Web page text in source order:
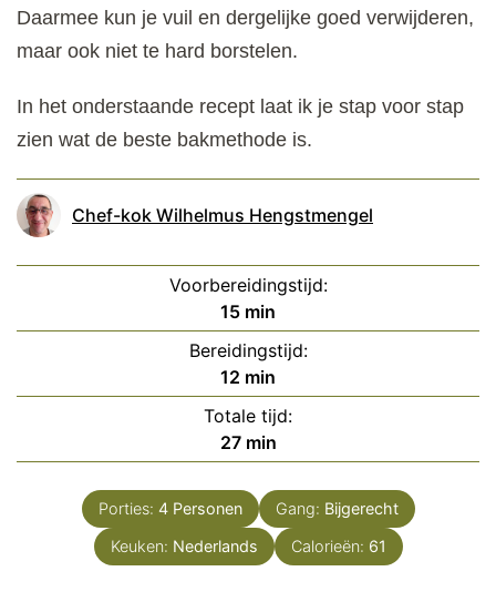
Daarmee kun je vuil en dergelijke goed verwijderen,
maar ook niet te hard borstelen.
In het onderstaande recept laat ik je stap voor stap
zien wat de beste bakmethode is.
Chef-kok Wilhelmus Hengstmengel
Voorbereidingstijd:
15minuten
min
Bereidingstijd:
12 minuten
min
Totale tijd:
27minuten
min
Porties: 4 Personen Gang: Bijgerecht
Keuken: Nederlands Calorieën: 61